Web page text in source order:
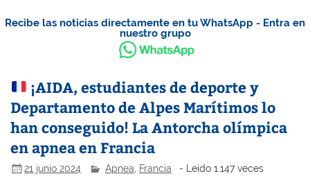
Recibe las noticias directamente en tu WhatsApp - Entra en
nuestro grupo
¡AIDA, estudiantes de deporte y
Departamento de Alpes Marítimos lo
han conseguido! La Antorcha olímpica
en apnea en Francia
21 junio 2024 Apnea Francia - Leído 1.147 veces